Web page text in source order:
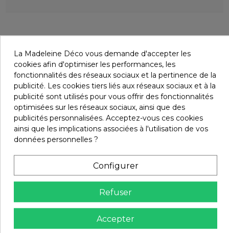
Vous aimerez aussi
La Madeleine Déco vous demande d'accepter les
cookies afin d'optimiser les performances, les
fonctionnalités des réseaux sociaux et la pertinence de la
publicité. Les cookies tiers liés aux réseaux sociaux et à la
publicité sont utilisés pour vous offrir des fonctionnalités
optimisées sur les réseaux sociaux, ainsi que des
publicités personnalisées. Acceptez-vous ces cookies
ainsi que les implications associées à l'utilisation de vos
données personnelles ?
Configurer
Refuser
Accepter